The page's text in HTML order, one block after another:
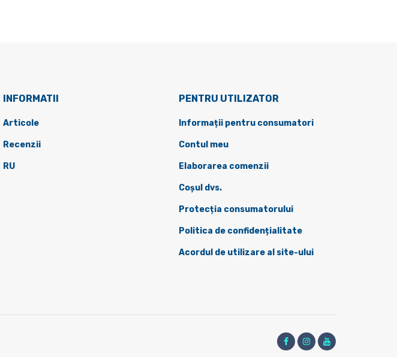
INFORMATII
Articole
Recenzii
RU
PENTRU UTILIZATOR
Informații pentru consumatori
Contul meu
Elaborarea comenzii
Coșul dvs.
Protecția consumatorului
Politica de confidențialitate
Acordul de utilizare al site-ului